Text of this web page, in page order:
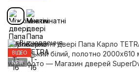
ВІДЕО
NEW